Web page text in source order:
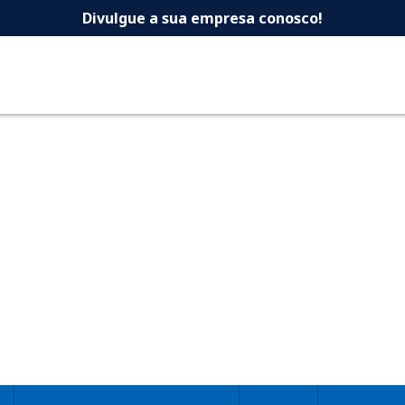
-Dicas
Divulgue a sua empresa conosco!